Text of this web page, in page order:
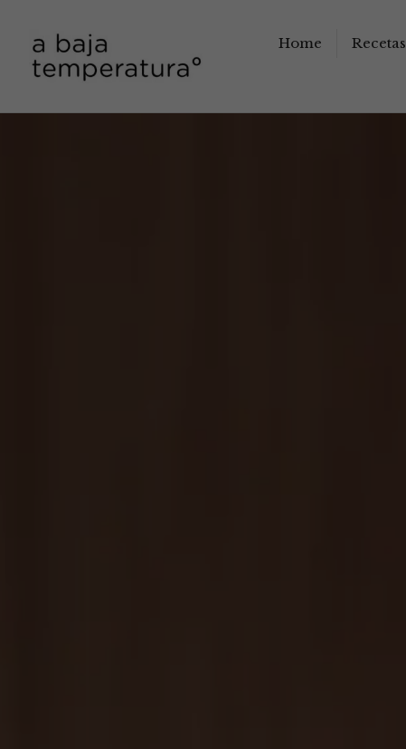
a baja temperatura
Home Recetas